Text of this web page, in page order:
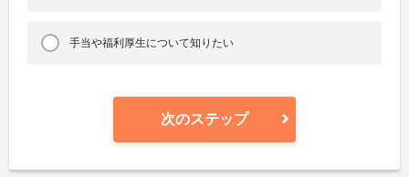
手当や福利厚生について知りたい
次のステップ